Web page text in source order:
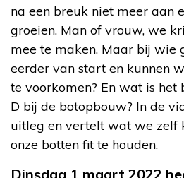
na een breuk niet meer aan
groeien. Man of vrouw, we
mee te maken. Maar bij wie
eerder van start en kunnen
te voorkomen? En wat is
D bij de botopbouw? In de
uitleg en vertelt wat we zelf
onze botten fit te houden.
Dinsdag 1 maart 2022